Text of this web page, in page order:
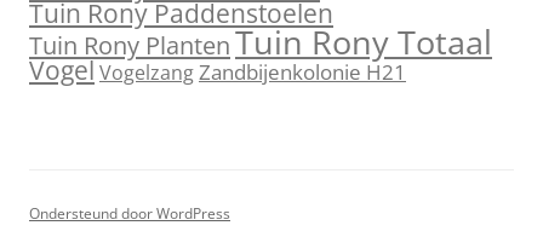
Tuin Rony Paddenstoelen
Tuin Rony PlantenTuin Rony Totaal
VogelVogelzangZandbijenkolonie H21
Ondersteund door WordPress